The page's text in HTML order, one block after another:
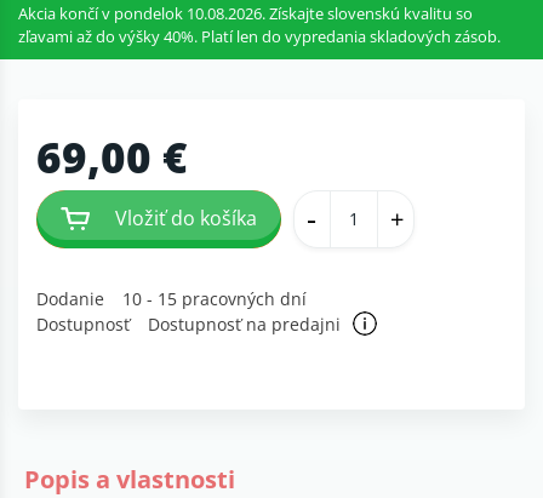
Akcia končí v pondelok 10.08.2026. Získajte slovenskú kvalitu so
zľavami až do výšky 40%. Platí len do vypredania skladových zásob.
69,00 €
Vložiť do košíka - +
Dodanie
10 - 15 pracovných dní
Dostupnosť
Dostupnosť na predajni
Popis a vlastnosti